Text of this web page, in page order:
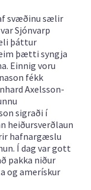
svæðinu sælir
Sjónvarp
þáttur
þætti syngja
Einnig voru
fékk
Axelsson-
sigraði í
heiðursverðlaun
hafnargæslu
Í dag var gott
pakka niður
og amerískur